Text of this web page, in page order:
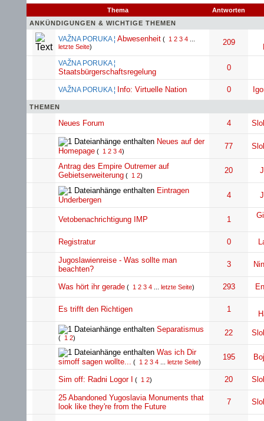
Thema
Antworten
ANKÜNDIGUNGEN & WICHTIGE THEMEN
VAŽNA PORUKA ¦ Abwesenheit ( 1 2 3 4
letzte Seite) 209
VAŽNA PORUKA ¦
Staatsbürgerschaftsregelung 0
VAŽNA PORUKA ¦ Info: Virtuelle Nation 0
THEMEN
Neues Forum 4
Neues auf der
Homepage ( 1 2 3 4)
77
Antrag des Empire Outremer auf
Gebietserweiterung ( 1 2)
20
Eintragen
Underbergen
4
Vetobenachrichtigung IMP 1
Registratur 0
Jugoslawienreise - Was sollte man
beachten?
3
Was hört ihr gerade ( 1 2 3 4 letzte Seite) 293
Es trifft den Richtigen 1
Separatismus
( 1 2)
22
Was ich Dir
simoff sagen wollte... ( 1 2 3 4 letzte Seite)
195
Sim off: Radni Logor I ( 1 2) 20
25 Abandoned Yugoslavia Monuments that
look like they're from the Future
7